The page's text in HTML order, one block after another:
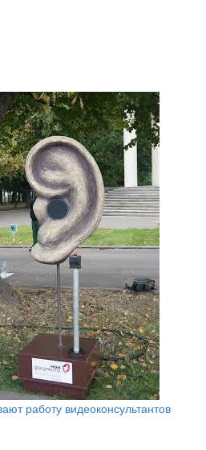
работу видеоконсультантов